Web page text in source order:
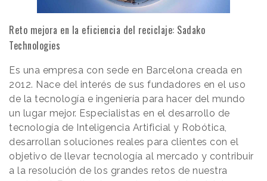
Reto mejora en la eficiencia del reciclaje: Sadako
Technologies
Es una empresa con sede en Barcelona creada en
2012. Nace del interés de sus fundadores en el uso
de la tecnología e ingeniería para hacer del mundo
un lugar mejor. Especialistas en el desarrollo de
tecnología de Inteligencia Artificial y Robótica,
desarrollan soluciones reales para clientes con el
objetivo de llevar tecnología al mercado y contribuir
a la resolución de los grandes retos de nuestra